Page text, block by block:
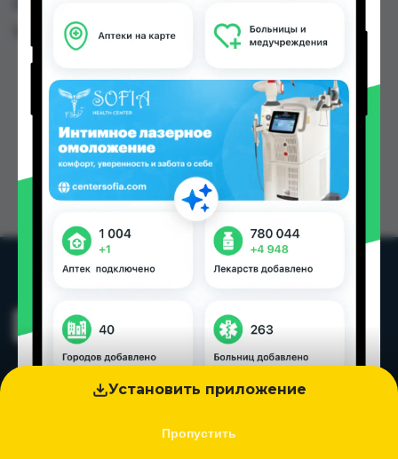
Установить приложение
Пропустить
Цена: от36.00 TJS